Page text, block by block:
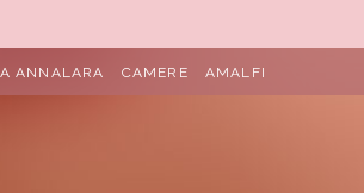
ANNALARA CAMERE AMALFI